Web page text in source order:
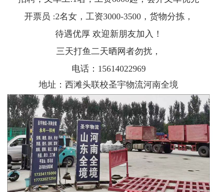
开票员 :2名女，工资3000-3500， 货物分拣，
待遇优厚 欢迎新朋友加入！
三天打鱼二天晒网者勿扰，
电话： 15614022969
地址： 西滩头联校圣宇物流河南全境